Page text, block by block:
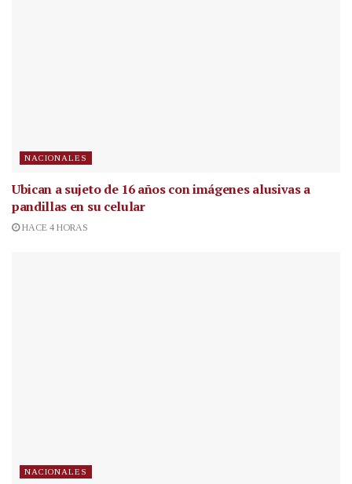
NACIONALES
Ubican a sujeto de 16 años con imágenes alusivas a
pandillas en su celular
HACE 4 HORAS
NACIONALES